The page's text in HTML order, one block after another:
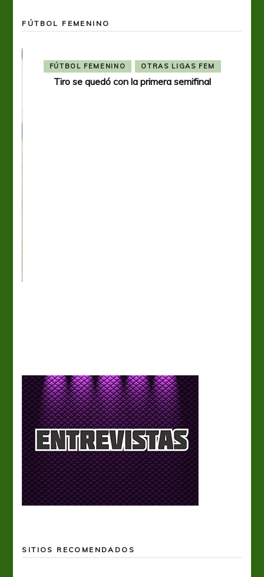
FÚTBOL FEMENINO
FÚTBOL FEMENINO OTRAS LIGAS FEM
Tiro se quedó con la primera semifinal
SITIOS RECOMENDADOS